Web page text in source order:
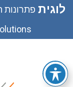
לוגית